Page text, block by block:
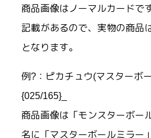
商品画像はノーマルカードで
記載があるので、実物の商品
となります。
例?：ピカチュウ(マスターボ
{025/165}_
商品画像は「モンスターボー
名に「マスターボールミラー